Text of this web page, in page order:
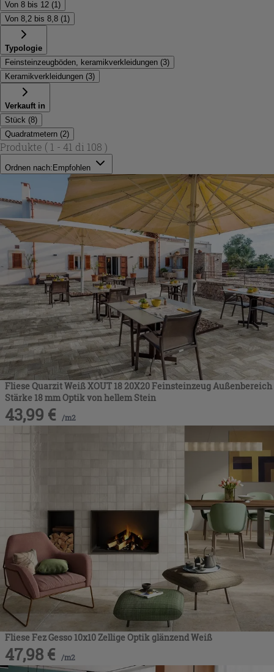
Von 8 bis 12 (1 )
Von 8,2 bis 8,8 (1 )
Typologie
Feinsteinzeugböden, keramikverkleidungen (3)
Keramikverkleidungen (3)
Verkauft in
Stück (8)
Quadratmetern (2)
Produkte ( 1 - 41 di 108 )
Ordnen nach: Empfohlen
Fliese Quarzit Weiß XOUT 18 20X20 Feinsteinzeug Außenbereich
Stärke 18 mm Optik von hellem Stein
43,99 € /m2
Fliese Fez Gesso 10x10 Zellige Optik glänzend Weiß
47,98 € /m2